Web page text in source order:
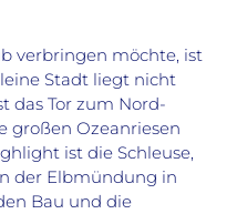
verbringen möchte, ist
Stadt liegt nicht
das Tor zum Nord-
großen Ozeanriesen
ist die Schleuse,
der Elbmündung in
Bau und die